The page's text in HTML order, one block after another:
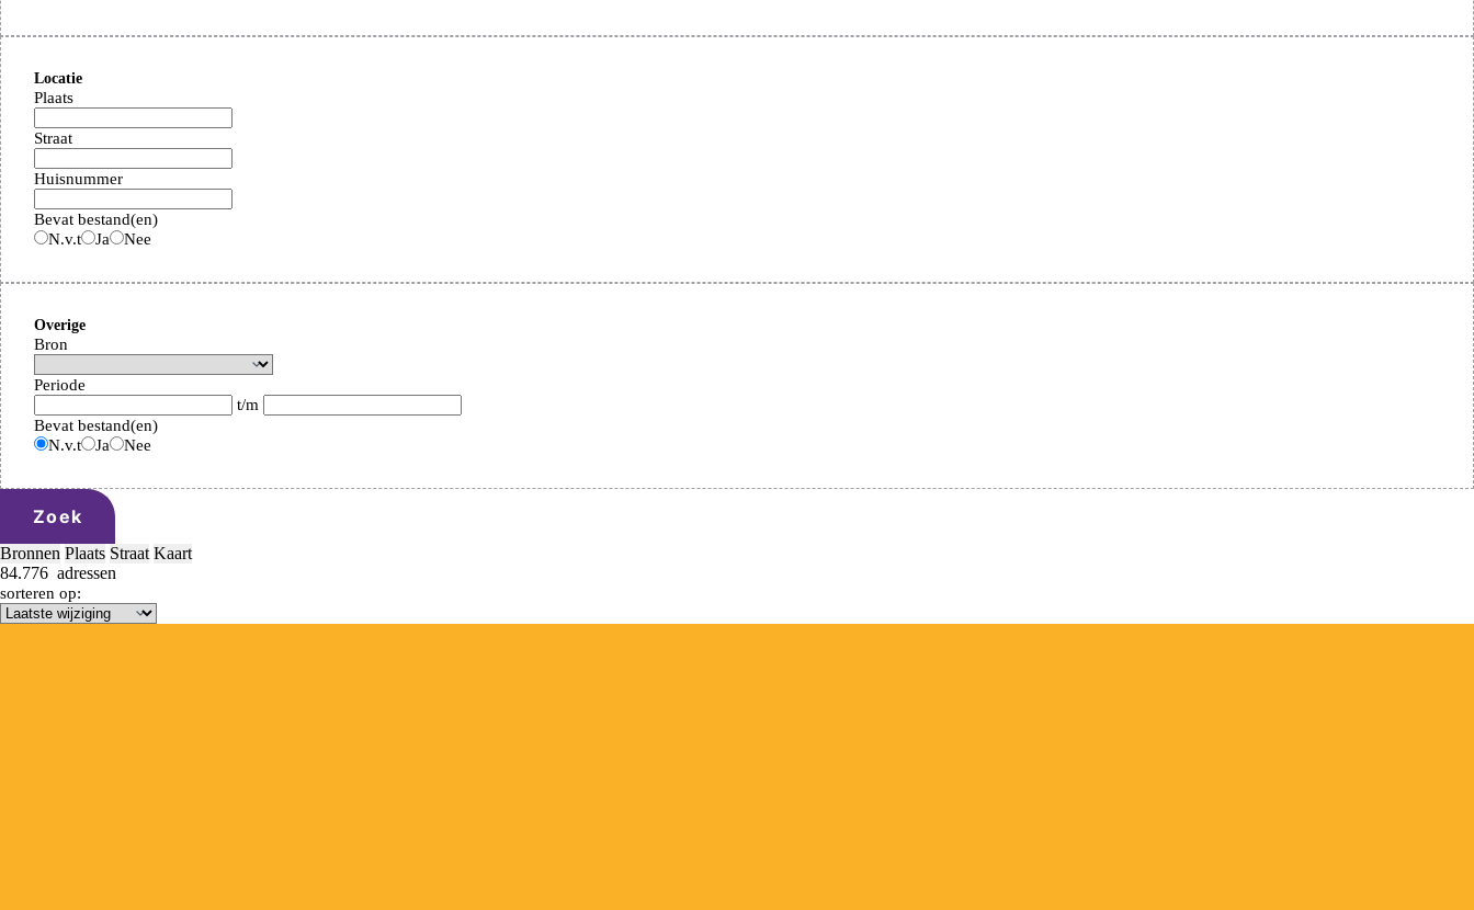
Locatie
Plaats
Straat
Huisnummer
Bevat bestand(en)
N.v.t
Ja Nee
Overige
Bron
Periode
t/m
Bevat bestand(en)
N.v.t
Ja Nee
Zoek
Bronnen Plaats Straat Kaart
84.776 adressen
sorteren op: